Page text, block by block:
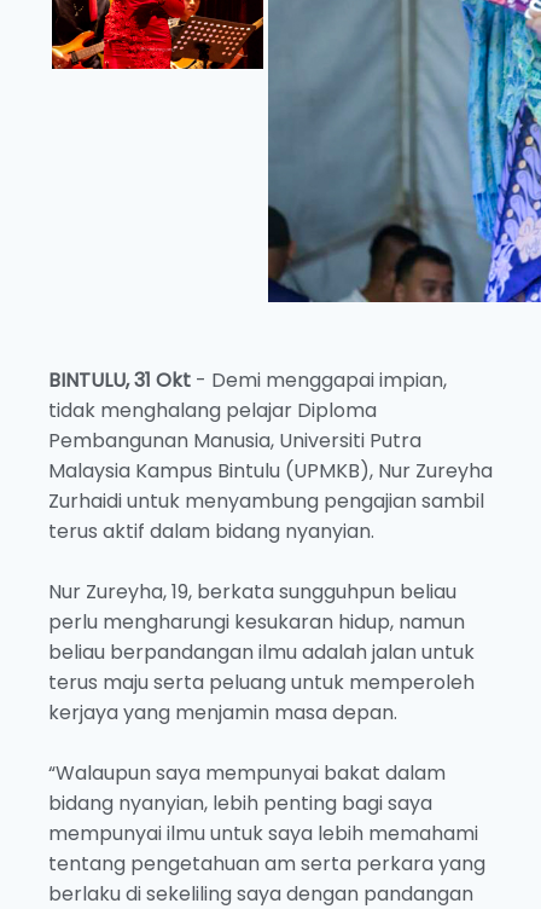
BINTULU, 31 Okt - Demi menggapai impian,
tidak menghalang pelajar Diploma
Pembangunan Manusia, Universiti Putra
Malaysia Kampus Bintulu (UPMKB), Nur Zureyha
Zurhaidi untuk menyambung pengajian sambil
terus aktif dalam bidang nyanyian.
Nur Zureyha, 19, berkata sungguhpun beliau
perlu mengharungi kesukaran hidup, namun
beliau berpandangan ilmu adalah jalan untuk
terus maju serta peluang untuk memperoleh
kerjaya yang menjamin masa depan.
“Walaupun saya mempunyai bakat dalam
bidang nyanyian, lebih penting bagi saya
mempunyai ilmu untuk saya lebih memahami
tentang pengetahuan am serta perkara yang
berlaku di sekeliling saya dengan pandangan